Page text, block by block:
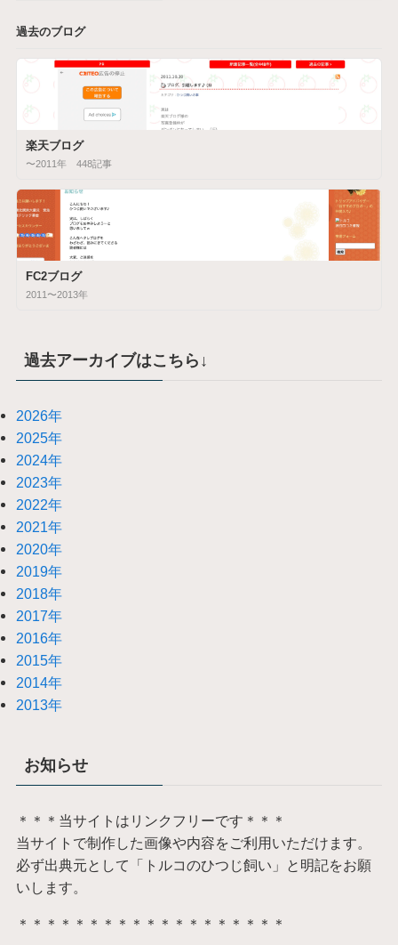
過去のブログ
楽天ブログ
〜2011年 448記事
FC2ブログ
2011〜2013年
過去アーカイブはこちら↓
2026年
2025年
2024年
2023年
2022年
2021年
2020年
2019年
2018年
2017年
2016年
2015年
2014年
2013年
お知らせ
＊＊＊当サイトはリンクフリーです＊＊＊
当サイトで制作した画像や内容をご利用いただけます。
必ず出典元として「トルコのひつじ飼い」と明記をお願
いします。
＊＊＊＊＊＊＊＊＊＊＊＊＊＊＊＊＊＊＊